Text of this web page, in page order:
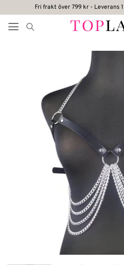
content
Fri frakt över 799 kr - Leverans